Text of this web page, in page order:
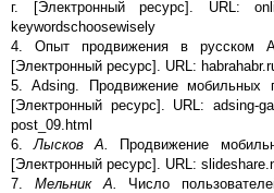
г. [Электронный ресурс]. URL:
keywordschoosewisely
4. Опыт продвижения в русском
[Электронный ресурс]. URL:
5. Adsing. Продвижение мобильных
[Электронный ресурс]. URL: adsing-
post_09.html
6.Лысков А. Продвижение
[Электронный ресурс]. URL:
7. Мельник А. Число